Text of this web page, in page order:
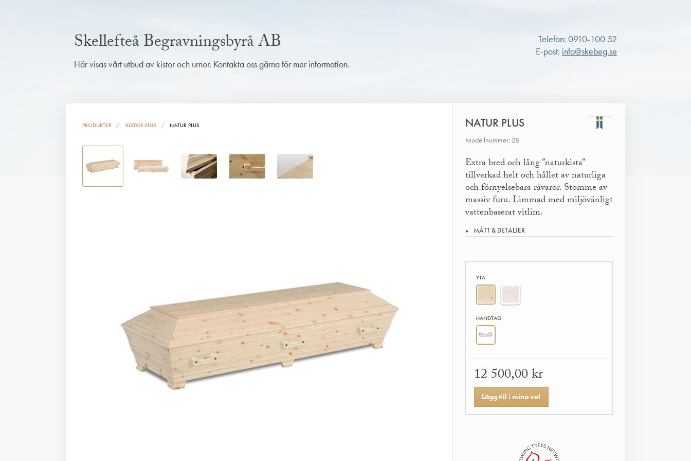
Skellefteå Begravningsbyrå AB
Här visas vårt utbud av kistor och urnor. Kontakta oss gärna för mer information.
Telefon: 0910-100 52
E-post: info@skebeg.se
PRODUKTER KISTOR PLUS NATUR PLUS NATUR PLUS
Modellnummer: 28
Extra bred och lång ”naturkista”
tillverkad helt och hållet av naturliga
och förnyelsebara råvaror. Stomme av
massiv furu. Limmad med miljövänligt
vattenbaserat vitlim.
MÅTT & DETALJER
YTA
HANDTAG
12 500,00 kr
Lägg till i mina val